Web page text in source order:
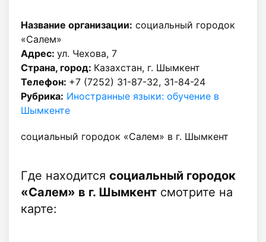
Название организации: социальный городок
«Салем»
Адрес: ул. Чехова, 7
Страна, город: Казахстан, г. Шымкент
Телефон: +7 (7252) 31-87-32, 31-84-24
Рубрика: Иностранные языки: обучение в
Шымкенте
социальный городок «Салем» в г. Шымкент
Где находится социальный городок
«Салем» в г. Шымкент смотрите на
карте: